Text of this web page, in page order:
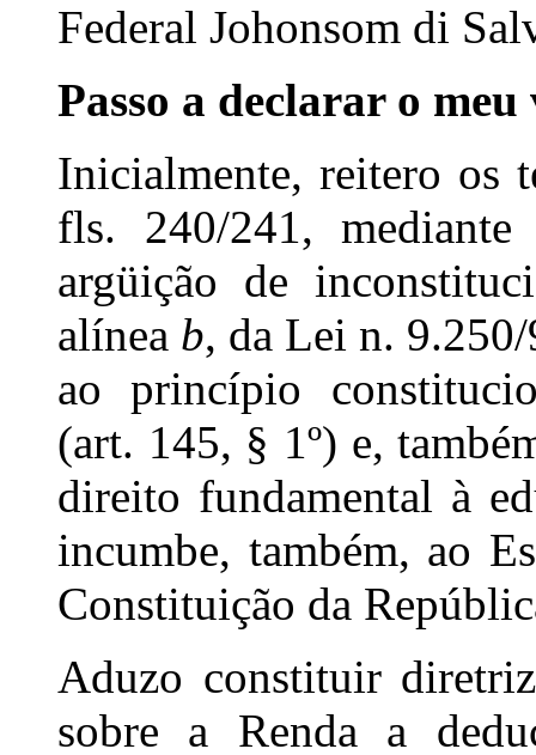
Federal Johonsom di
Passo a declarar o meu
Inicialmente, reitero os
fls. 240/241,
argüição de
alínea b, da Lei n. 9.250/
ao princípio
(art. 145, § 1º) e,
direito fundamental à
incumbe, também, ao
Constituição da
Aduzo constituir
sobre a Renda a